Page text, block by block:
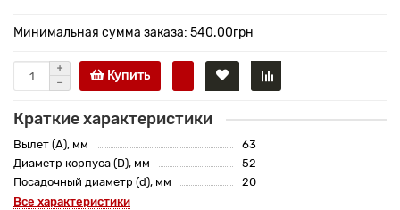
Минимальная сумма заказа: 540.00грн
Купить
Краткие характеристики
Вылет (A), мм
63
Диаметр корпуса (D), мм
52
Посадочный диаметр (d), мм
20
Все характеристики